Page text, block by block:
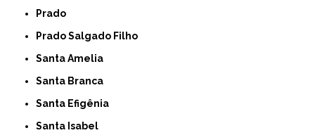
Prado
Prado Salgado Filho
Santa Amelia
Santa Branca
Santa Efigênia
Santa Isabel